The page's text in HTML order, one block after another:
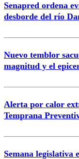
Senapred ordena
desborde del río
Nuevo temblor
magnitud y el
Alerta por calor
Temprana
Semana legislativa